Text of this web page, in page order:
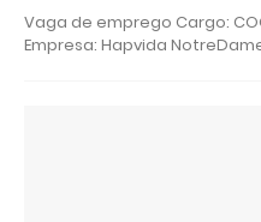
Vaga de emprego Cargo:
Empresa: Hapvida